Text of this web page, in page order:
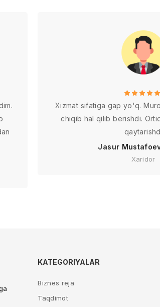
Xizmat sifatiga gap yo'q.
chiqib hal qilib berishdi.
Jasur
Xaridor
KATEGORIYALAR
Biznes reja
Taqdimot